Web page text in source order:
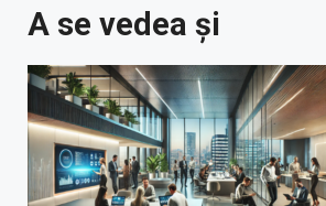
A se vedea și